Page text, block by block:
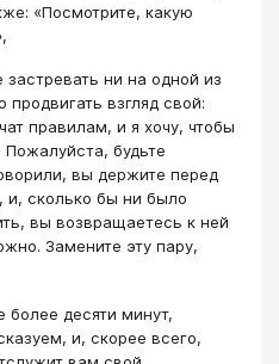
«Посмотрите, какую
ни на одной из
продвигать взгляд свой:
правилам, и я хочу, чтобы
будьте
вы держите перед
и, сколько бы ни было
вы возвращаетесь к ней
Замените эту пару,
более десяти минут,
и, скорее всего,